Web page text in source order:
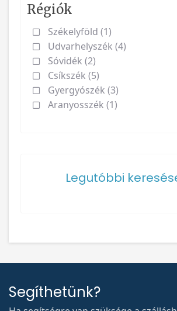
Régiók
Székelyföld (1)
Udvarhelyszék (4)
Sóvidék (2)
Csíkszék (5)
Gyergyószék (3)
Aranyosszék (1)
Legutóbbi
Segíthetünk?